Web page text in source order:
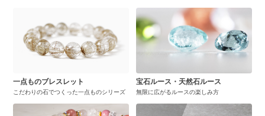
一点ものブレスレット
こだわりの石でつくった一点ものシリーズ
宝石ルース・天然石ルース
無限に広がるルースの楽しみ方